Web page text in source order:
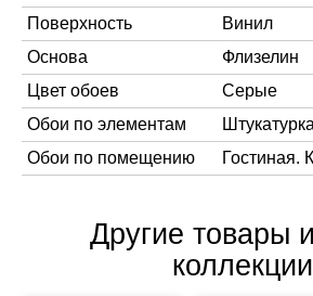
Поверхность
Винил
Основа
Флизелин
Цвет обоев
Серые
Обои по элементам
Штукатурка
Обои по помещению
Гостиная.
Другие товары
коллекции